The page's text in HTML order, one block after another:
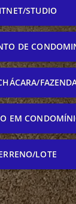
STUDIO
DE
EM
LOTE